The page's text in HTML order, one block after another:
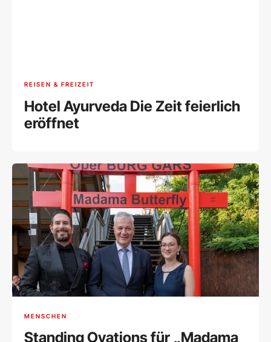
REISEN & FREIZEIT
Hotel Ayurveda Die Zeit feierlich
eröffnet
MENSCHEN
Standing Ovations für „Madama